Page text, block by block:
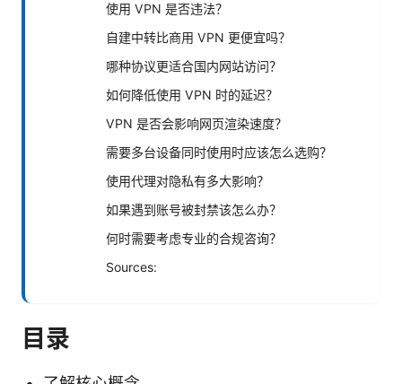
使用 VPN 是否违法？
自建中转比商用 VPN 更便宜吗？
哪种协议更适合国内网站访问？
如何降低使用 VPN 时的延迟？
VPN 是否会影响网页渲染速度？
需要多台设备同时使用时应该怎么选购？
使用代理对隐私有多大影响？
如果遇到账号被封禁该怎么办？
何时需要考虑专业的合规咨询？
Sources:
目录